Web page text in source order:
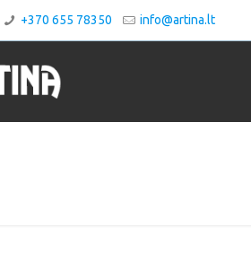
+370 655 78350 info@artina.lt